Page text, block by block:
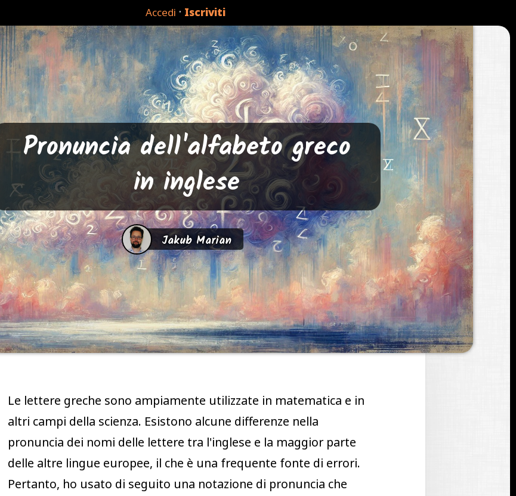
Accedi · Iscriviti
Pronuncia dell'alfabeto greco
in inglese
Jakub Marian
Le lettere greche sono ampiamente utilizzate in matematica e in
altri campi della scienza. Esistono alcune differenze nella
pronuncia dei nomi delle lettere tra l'inglese e la maggior parte
delle altre lingue europee, il che è una frequente fonte di errori.
Pertanto, ho usato di seguito una notazione di pronuncia che